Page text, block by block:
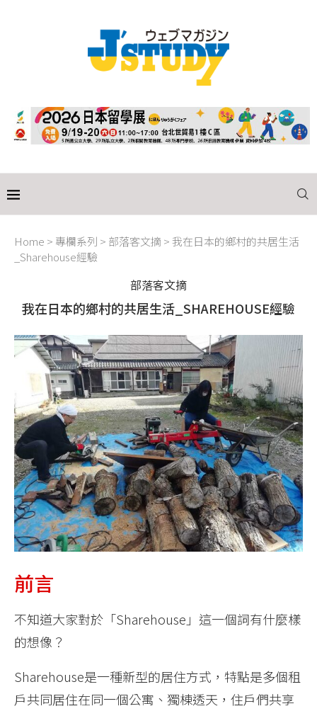
Home > 專欄系列 > 部落客文摘 > 我在日本的鄉村的共居生活
_Sharehouse經驗
部落客文摘
我在日本的鄉村的共居生活_SHAREHOUSE經驗
前言
不知道大家對於「Sharehouse」這一個詞有什麼樣
的想像？
Sharehouse是一種新型的居住方式，特點是多個租
戶共同居住在同一個公寓、獨棟透天，住戶們共享